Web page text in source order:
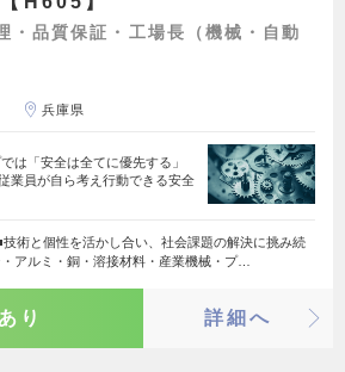
・品質保証・工場長（機械・自動
兵庫県
は「安全は全てに優先する」
業員が自ら考え行動できる安全
技術と個性を活かし合い、社会課題の解決に挑み続
アルミ・銅・溶接材料・産業機械・プ…
り 詳細へ